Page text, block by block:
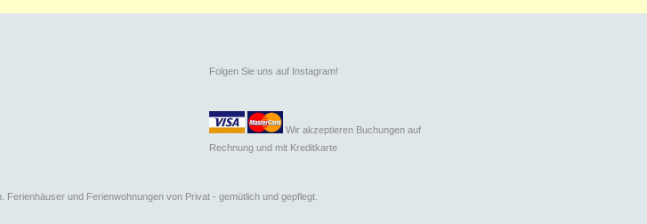
Folgen Sie uns auf Instagram!
Wir akzeptieren Buchungen auf
Rechnung und mit Kreditkarte
und Ferienwohnungen von Privat - gemütlich und gepflegt.